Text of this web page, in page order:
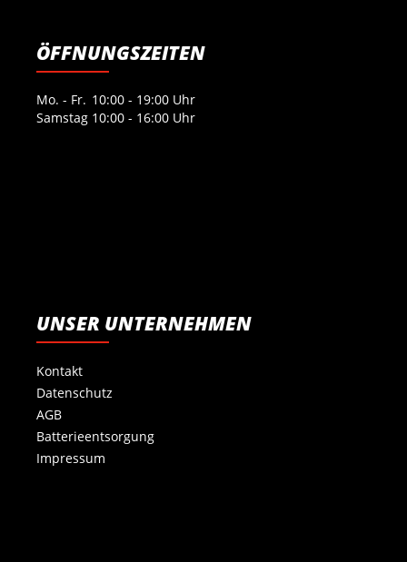
ÖFFNUNGSZEITEN
Mo. - Fr. 10:00 - 19:00 Uhr
Samstag 10:00 - 16:00 Uhr
UNSER UNTERNEHMEN
Kontakt
Datenschutz
AGB
Batterieentsorgung
Impressum